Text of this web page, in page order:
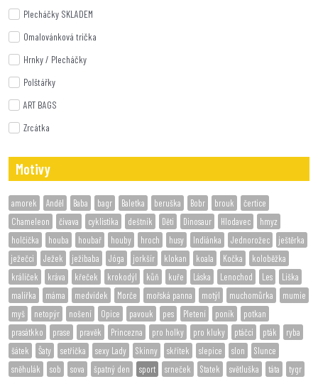
Plecháčky SKLADEM
Omalovánková trička
Hrnky / Plecháčky
Polštářky
ART BAGS
Zrcátka
Motivy
amorek Anděl Baba bagr Baletka beruška Bobr brouk
čertice
Chameleon
čivava cyklistika deštník Děti Dinosaur Hlodavec
hmyz
holčička
houba houbař houby hroch husy Indiánka Jednorožec
ještěrka
ježečci
Ježek ježibaba Jóga jorkšír klokan koala Kočka
koloběžka
králíček
kráva křeček krokodýl kůň kuře Láska Lenochod Les
Liška
malířka
máma medvídek Morče mořská panna motýl muchomůrka
mumie
myš
netopýr nošení Opice pavouk pes Pletení poník
potkan
prasátkko
prase pravěk Princezna pro holky pro kluky ptáčci pták
ryba
šátek
Šaty setřička sexy Lady Skinny skřítek slepice slon
Slunce
sněhulák
sob sova špatný den sport srneček Statek světluška táta
tygr